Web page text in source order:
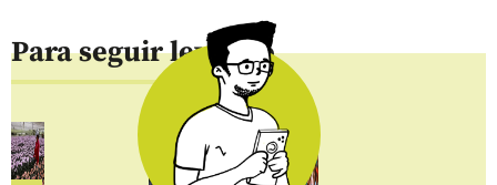
Para seguir leyendo